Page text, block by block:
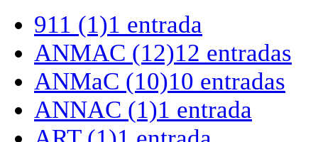
911 (1)1 entrada
ANMAC (12)12 entradas
ANMaC (10)10 entradas
ANNAC (1)1 entrada